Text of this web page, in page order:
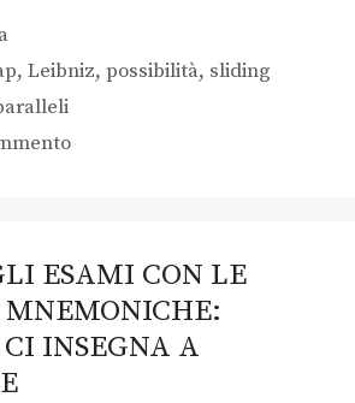
,Leibniz,possibilità, sliding
ESAMI CON LE
INSEGNA A